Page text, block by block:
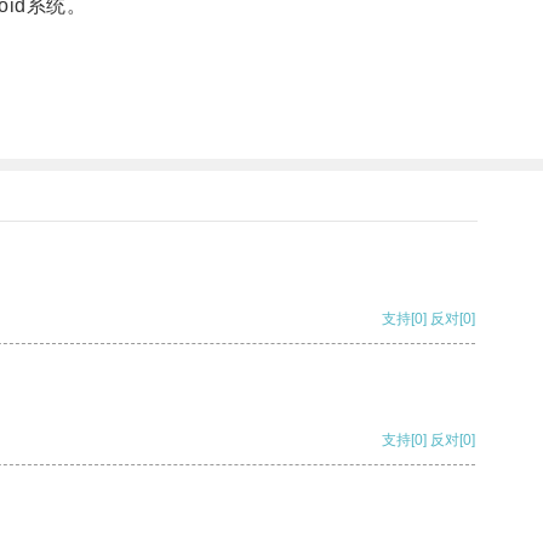
系统。
支持[0] 反对[0]
支持[0] 反对[0]